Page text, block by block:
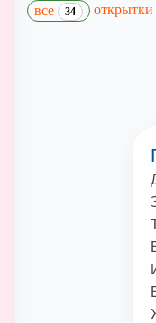
все 34 открытки